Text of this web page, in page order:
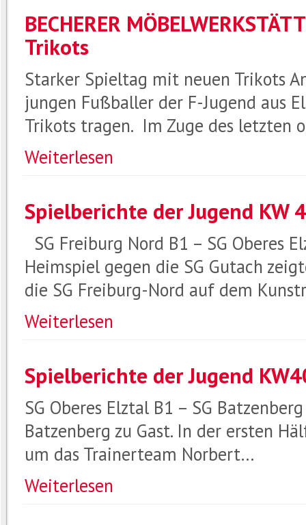
BECHERER
Trikots
Starker Spieltag mit neuen Trikots
jungen Fußballer der F-Jugend aus
Trikots tragen. Im Zuge des letzten
Weiterlesen
Spielberichte der Jugend KW
SG Freiburg Nord B1 – SG Oberes
Heimspiel gegen die SG Gutach
die SG Freiburg-Nord auf dem
Weiterlesen
Spielberichte der Jugend
SG Oberes Elztal B1 – SG
Batzenberg zu Gast. In der ersten
um das Trainerteam Norbert…
Weiterlesen